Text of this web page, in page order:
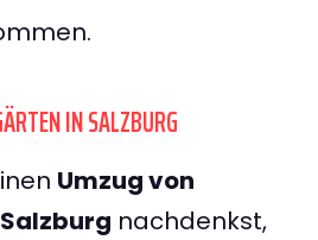
IN SALZBURG
Umzug von
nachdenkst,